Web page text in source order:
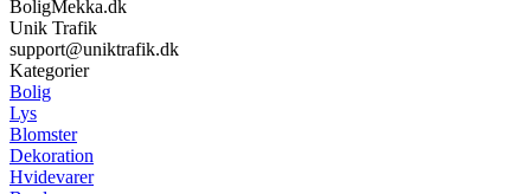
BoligMekka.dk
Unik Trafik
support@uniktrafik.dk
Kategorier
Bolig
Lys
Blomster
Dekoration
Hvidevarer